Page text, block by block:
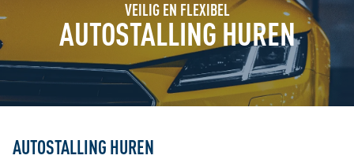
VEILIG EN FLEXIBEL
AUTOSTALLING HUREN
AUTOSTALLING HUREN